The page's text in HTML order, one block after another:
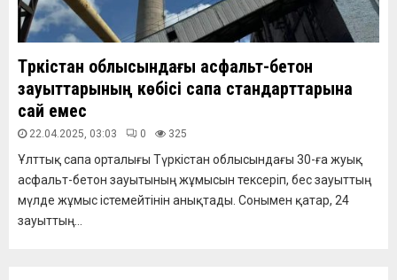
Түркістан облысындағы асфальт-бетон
зауыттарының көбісі сапа стандарттарына
сай емес
22.04.2025, 03:03 0 325
Ұлттық сапа орталығы Түркістан облысындағы 30-ға жуық
асфальт-бетон зауытының жұмысын тексеріп, бес зауыттың
мүлде жұмыс істемейтінін анықтады. Сонымен қатар, 24
зауыттың...